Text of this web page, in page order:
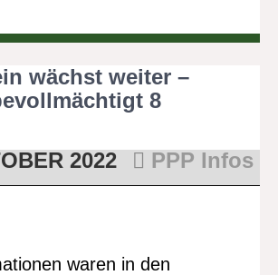
wächst weiter –
8
2022
PPP Infos
waren in den